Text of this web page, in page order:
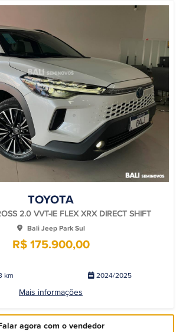
TOYOTA
2.0 VVT-IE FLEX XRX DIRECT SHIFT
Bali Jeep Park Sul
R$ 175.900,00
km 2024/2025
Mais informações
agora com o vendedor